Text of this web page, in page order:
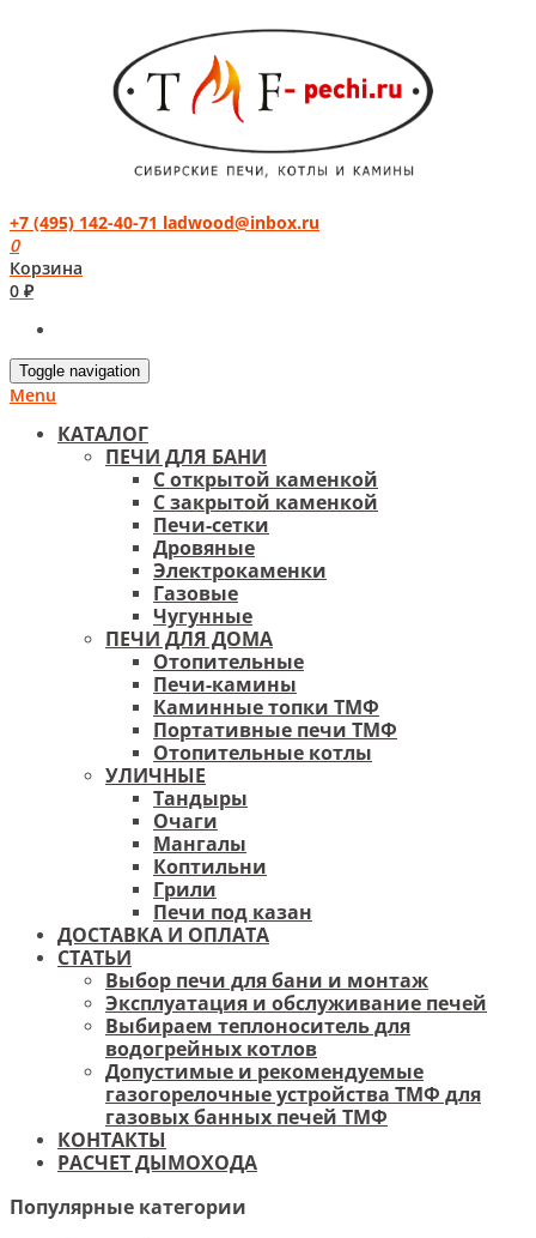
+7 (495) 142-40-71 ladwood@inbox.ru
0
Корзина
0 ₽
Toggle navigation
Menu
КАТАЛОГ
ПЕЧИ ДЛЯ БАНИ
С открытой каменкой
С закрытой каменкой
Печи-сетки
Дровяные
Электрокаменки
Газовые
Чугунные
ПЕЧИ ДЛЯ ДОМА
Отопительные
Печи-камины
Каминные топки ТМФ
Портативные печи ТМФ
Отопительные котлы
УЛИЧНЫЕ
Тандыры
Очаги
Мангалы
Коптильни
Грили
Печи под казан
ДОСТАВКА И ОПЛАТА
СТАТЬИ
Выбор печи для бани и монтаж
Эксплуатация и обслуживание печей
Выбираем теплоноситель для
водогрейных котлов
Допустимые и рекомендуемые
газогорелочные устройства ТМФ для
газовых банных печей ТМФ
КОНТАКТЫ
РАСЧЕТ ДЫМОХОДА
Популярные категории